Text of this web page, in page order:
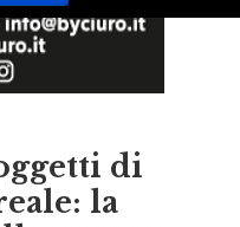
di
la
mostra